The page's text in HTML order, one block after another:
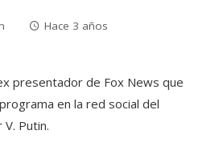
Hace 3 años
presentador de Fox News que
en la red social del
Putin.